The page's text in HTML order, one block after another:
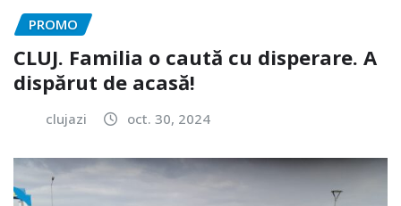
PROMO
CLUJ. Familia o caută cu disperare. A
dispărut de acasă!
clujazi oct. 30, 2024